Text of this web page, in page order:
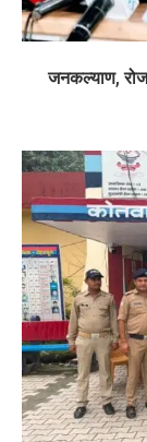
जनकल्याण,